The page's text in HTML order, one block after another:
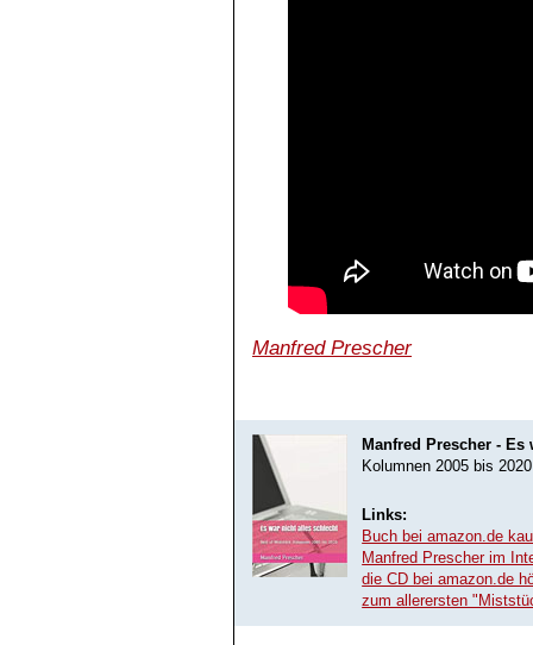
Manfred Prescher
Manfred Prescher -
Kolumnen 2005 bis 2020
Links:
Buch bei amazon.de
Manfred Prescher im
die CD bei amazon.de
zum allerersten